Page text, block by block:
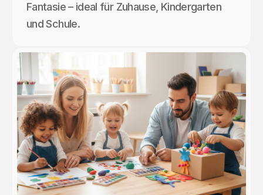
Fantasie – ideal für Zuhause, Kindergarten
und Schule.